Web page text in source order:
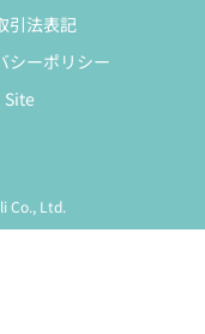
引法表記
シーポリシー
Co., Ltd.